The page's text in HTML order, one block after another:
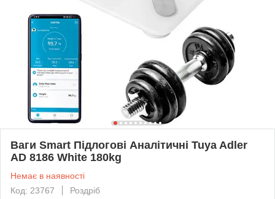
Ваги Smart Підлогові Аналітичні Tuya Adler
AD 8186 White 180kg
Немає в наявності
Код: 23767
Роздріб